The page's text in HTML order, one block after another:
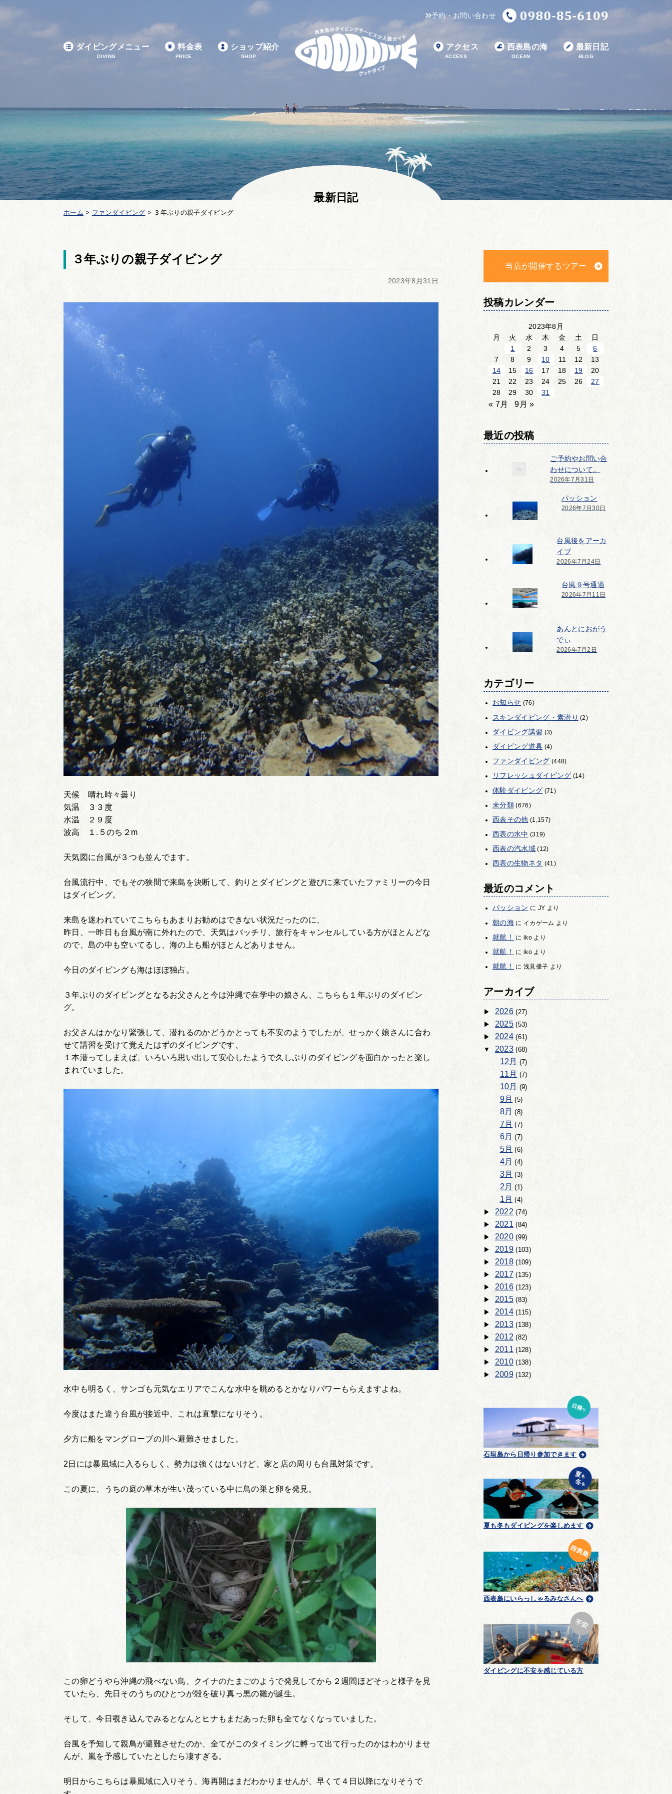
予約・お問い合わせ
ダイビングメニュー
DIVING
料金表
PRICE
ショップ紹介
SHOP
アクセス
ACCESS
西表島の海
OCEAN
最新日記
BLOG
最新日記
ホーム > ファンダイビング > ３年ぶりの親子ダイビング
３年ぶりの親子ダイビング
2023年8月31日
天候 晴れ時々曇り
気温 ３３度
水温 ２９度
波高 １.５のち２m
天気図に台風が３つも並んでます。
台風流行中、でもその狭間で来島を決断して、釣りとダイビングと遊びに来ていたファミリーの今日
はダイビング。
来島を迷われていてこちらもあまりお勧めはできない状況だったのに、
昨日、一昨日も台風が南に外れたので、天気はバッチリ、旅行をキャンセルしている方がほとんどな
ので、島の中も空いてるし、海の上も船がほとんどありません。
今日のダイビングも海はほぼ独占。
３年ぶりのダイビングとなるお父さんと今は沖縄で在学中の娘さん、こちらも１年ぶりのダイビン
グ。
お父さんはかなり緊張して、潜れるのかどうかとっても不安のようでしたが、せっかく娘さんに合わ
せて講習を受けて覚えたはずのダイビングです、
１本潜ってしまえば、いろいろ思い出して安心したようで久しぶりのダイビングを面白かったと楽し
まれていました。
水中も明るく、サンゴも元気なエリアでこんな水中を眺めるとかなりパワーもらえますよね。
今度はまた違う台風が接近中、これは直撃になりそう。
夕方に船をマングローブの川へ避難させました。
2日には暴風域に入るらしく、勢力は強くはないけど、家と店の周りも台風対策です。
この夏に、うちの庭の草木が生い茂っている中に鳥の巣と卵を発見。
この卵どうやら沖縄の飛べない鳥、クイナのたまごのようで発見してから２週間ほどそっと様子を見
ていたら、先日そのうちのひとつが殻を破り真っ黒の雛が誕生。
そして、今日覗き込んでみるとなんとヒナもまだあった卵も全てなくなっていました。
台風を予知して親鳥が避難させたのか、全てがこのタイミングに孵って出て行ったのかはわかりませ
んが、嵐を予感していたとしたら凄すぎる。
明日からこちらは暴風域に入りそう、海再開はまだわかりませんが、早くて４日以降になりそうで
当店が開催するツアー
投稿カレンダー
2023年8月
月
火 水 木 金 土
日
1
2 3 4 5
6
7
8 9 10 11 12
13
14
15 16 17 18 19
20
21
22 23 24 25 26
27
28
29 30 31
« 7月 9月 »
最近の投稿
ご予約やお問い合
わせについて。
2026年7月31日
パッション
2026年7月30日
台風後をアーカ
イブ
2026年7月24日
台風９号通過
2026年7月11日
あんとにおがう
でぃ
2026年7月2日
カテゴリー
お知らせ (76)
スキンダイビング・素潜り (2)
ダイビング講習 (3)
ダイビング道具 (4)
ファンダイビング (448)
リフレッシュダイビング (14)
体験ダイビング (71)
未分類(676)
西表その他 (1,157)
西表の水中 (319)
西表の汽水域(12)
西表の生物ネタ (41)
最近のコメント
パッション に JY より
朝の海に イカゲーム より
就航！ に ikoより
就航！ に ikoより
就航！ に 浅見優子 より
アーカイブ
2026(27)
2025(53)
2024(61)
2023(68)
12月 (7)
11月 (7)
10月 (9)
9月 (5)
8月 (8)
7月 (7)
6月 (7)
5月 (6)
4月 (4)
3月 (3)
2月 (1)
1月 (4)
2022 (74)
2021(84)
2020(99)
2019(103)
2018(109)
2017 (135)
2016(123)
2015(83)
2014(115)
2013(138)
2012 (82)
2011(128)
2010(138)
2009(132)
石垣島から日帰り参加できます
夏も冬もダイビングを楽しめます
西表島にいらっしゃるみなさんへ
ダイビングに不安を感じている方